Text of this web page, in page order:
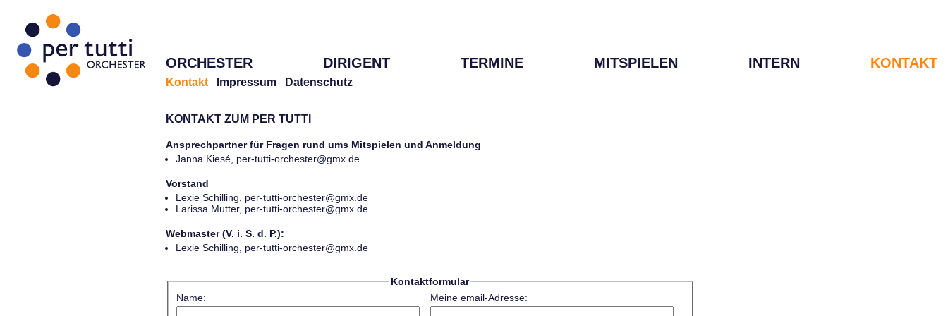
ORCHESTER DIRIGENT TERMINE MITSPIELEN INTERN KONTAKT
Kontakt Impressum Datenschutz
KONTAKT ZUM PER TUTTI
Ansprechpartner für Fragen rund ums Mitspielen und Anmeldung
Janna Kiesé, per-tutti-orchester@gmx.de
Vorstand
Lexie Schilling, per-tutti-orchester@gmx.de
Larissa Mutter, per-tutti-orchester@gmx.de
Webmaster (V. i. S. d. P.):
Lexie Schilling, per-tutti-orchester@gmx.de
Kontaktformular
Name:
Meine email-Adresse: